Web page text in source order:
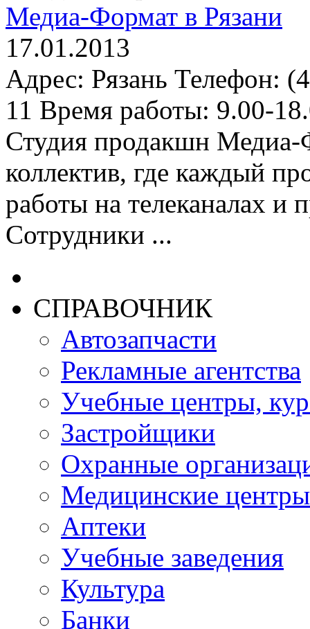
Медиа-Формат в Рязани
17.01.2013
Адрес: Рязань Телефон:
11 Время работы: 9.00-
Студия продакшн Медиа-
коллектив, где каждый
работы на телеканалах и
Сотрудники ...
СПРАВОЧНИК
Автозапчасти
Рекламные агентства
Учебные центры,
Застройщики
Охранные
Медицинские центры
Аптеки
Учебные заведения
Культура
Банки